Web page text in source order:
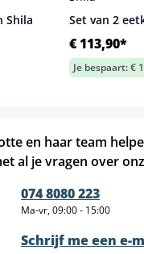
Shila Set van 2
€ 113,90*
Je bespaart: €
en haar team
al je vragen over
074 8080 223
Ma-vr, 09:00 - 15:00
Schrijf me een e-